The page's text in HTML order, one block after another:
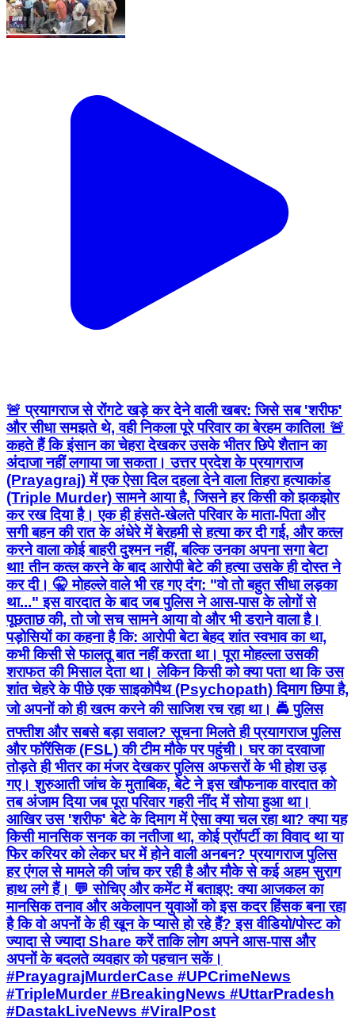
🚨 प्रयागराज से रोंगटे खड़े कर देने वाली खबर: जिसे सब 'शरीफ'
और सीधा समझते थे, वही निकला पूरे परिवार का बेरहम कातिल! 🚨
कहते हैं कि इंसान का चेहरा देखकर उसके भीतर छिपे शैतान का
अंदाजा नहीं लगाया जा सकता। उत्तर प्रदेश के प्रयागराज
(Prayagraj) में एक ऐसा दिल दहला देने वाला तिहरा हत्याकांड
(Triple Murder) सामने आया है, जिसने हर किसी को झकझोर
कर रख दिया है। एक ही हंसते-खेलते परिवार के माता-पिता और
सगी बहन की रात के अंधेरे में बेरहमी से हत्या कर दी गई, और कत्ल
करने वाला कोई बाहरी दुश्मन नहीं, बल्कि उनका अपना सगा बेटा
था! तीन कत्ल करने के बाद आरोपी बेटे की हत्या उसके ही दोस्त ने
कर दी। 🤫 मोहल्ले वाले भी रह गए दंग: "वो तो बहुत सीधा लड़का
था..." इस वारदात के बाद जब पुलिस ने आस-पास के लोगों से
पूछताछ की, तो जो सच सामने आया वो और भी डराने वाला है।
पड़ोसियों का कहना है कि: आरोपी बेटा बेहद शांत स्वभाव का था,
कभी किसी से फालतू बात नहीं करता था। पूरा मोहल्ला उसकी
शराफत की मिसाल देता था। लेकिन किसी को क्या पता था कि उस
शांत चेहरे के पीछे एक साइकोपैथ (Psychopath) दिमाग छिपा है,
जो अपनों को ही खत्म करने की साजिश रच रहा था। 🚔 पुलिस
तफ्तीश और सबसे बड़ा सवाल? सूचना मिलते ही प्रयागराज पुलिस
और फॉरेंसिक (FSL) की टीम मौके पर पहुंची। घर का दरवाजा
तोड़ते ही भीतर का मंजर देखकर पुलिस अफसरों के भी होश उड़
गए। शुरुआती जांच के मुताबिक, बेटे ने इस खौफनाक वारदात को
तब अंजाम दिया जब पूरा परिवार गहरी नींद में सोया हुआ था।
आखिर उस 'शरीफ' बेटे के दिमाग में ऐसा क्या चल रहा था? क्या यह
किसी मानसिक सनक का नतीजा था, कोई प्रॉपर्टी का विवाद था या
फिर करियर को लेकर घर में होने वाली अनबन? प्रयागराज पुलिस
हर एंगल से मामले की जांच कर रही है और मौके से कई अहम सुराग
हाथ लगे हैं। 💬 सोचिए और कमेंट में बताइए: क्या आजकल का
मानसिक तनाव और अकेलापन युवाओं को इस कदर हिंसक बना रहा
है कि वो अपनों के ही खून के प्यासे हो रहे हैं? इस वीडियो/पोस्ट को
ज्यादा से ज्यादा Share करें ताकि लोग अपने आस-पास और
अपनों के बदलते व्यवहार को पहचान सकें।
#PrayagrajMurderCase #UPCrimeNews
#TripleMurder #BreakingNews #UttarPradesh
#DastakLiveNews #ViralPost